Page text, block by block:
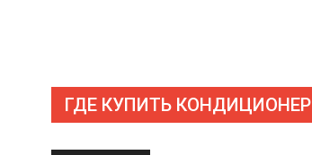
ГДЕ КУПИТЬ КОНДИЦИОНЕР